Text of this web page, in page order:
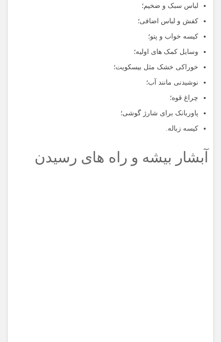
لباس سبک و ضخیم؛
کفش و لباس اضافی؛
کیسه خواب و پتو؛
وسایل کمک های اولیه؛
خوراکی خشک مثل بیسکویت؛
نوشیدنی مانند آب؛
چراغ قوه؛
پاوربانک برای شارژ گوشی؛
کیسه زباله.
آبشار بیشه و راه های رسیدن